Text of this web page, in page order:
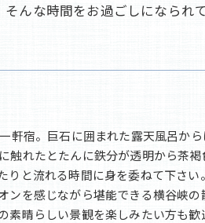
んな時間をお過ごしになられ
軒宿。巨石に囲まれた露天風呂か
れたとたんに鉄分が透明から茶
と流れる時間に身を委ねて下さい。
を感じながら堪能できる横谷峡
晴らしい景観を楽しみたい方も歓